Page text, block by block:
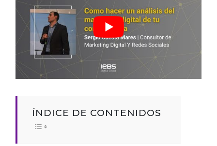
ÍNDICE DE CONTENIDOS